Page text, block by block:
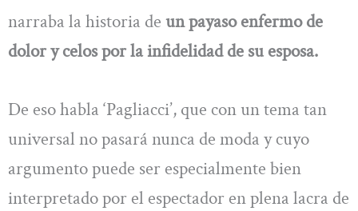
narraba la historia de un payaso enfermo de
dolor y celos por la infidelidad de su esposa.
De eso habla ‘Pagliacci’, que con un tema tan
universal no pasará nunca de moda y cuyo
argumento puede ser especialmente bien
interpretado por el espectador en plena lacra de